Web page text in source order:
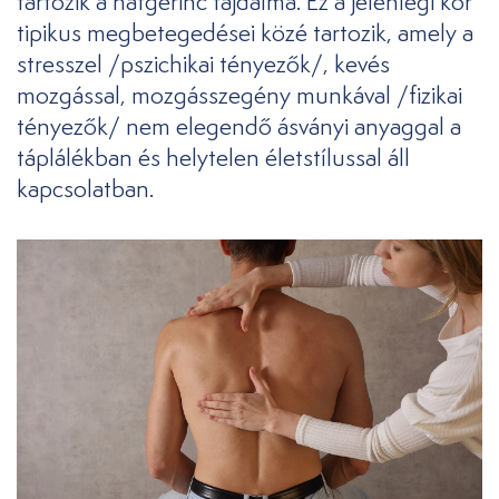
tipikus megbetegedései közé tartozik, amely a
stresszel /pszichikai tényezők/, kevés
mozgással, mozgásszegény munkával /fizikai
tényezők/ nem elegendő ásványi anyaggal a
táplálékban és helytelen életstílussal áll
kapcsolatban.